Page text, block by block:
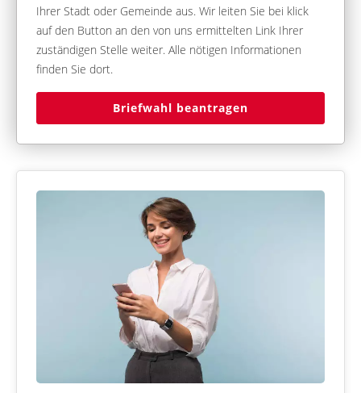
Ihrer Stadt oder Gemeinde aus. Wir leiten Sie bei klick
auf den Button an den von uns ermittelten Link Ihrer
zuständigen Stelle weiter. Alle nötigen Informationen
finden Sie dort.
Briefwahl beantragen